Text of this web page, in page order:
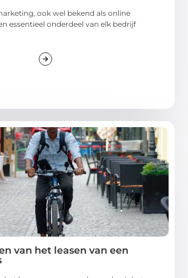
ook wel bekend als online
essentieel onderdeel van elk bedrijf
van het leasen van een